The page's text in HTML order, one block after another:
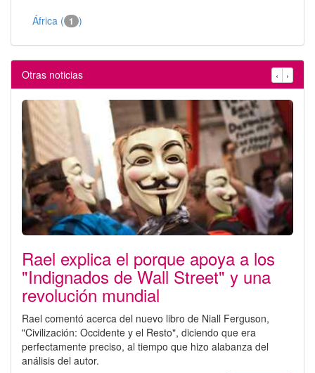
África ( 1 )
Otras noticias ‹ ›
Rael explica el porque apoya a los
"Indignados de Wall Street" y una
revolución mundial
Rael comentó acerca del nuevo libro de Niall Ferguson,
"Civilización: Occidente y el Resto", diciendo que era
perfectamente preciso, al tiempo que hizo alabanza del
análisis del autor.